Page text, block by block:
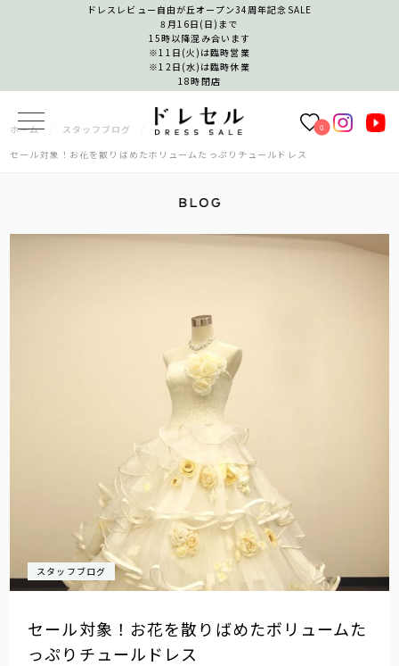
ドレスレビュー自由が丘オープン34周年記念SALE
8月16日(日)まで
15時以降混み合います
※11日(火)は臨時営業
※12日(水)は臨時休業
18時閉店
0
ホーム
スタッフブログ
セール対象！お花を散りばめたボリュームたっぷりチュールドレス
スタッフブログ
セール対象！お花を散りばめたボリュームた
っぷりチュールドレス